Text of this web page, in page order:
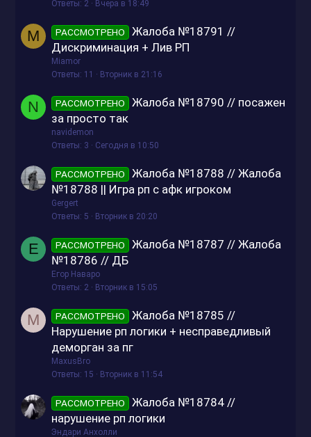
Ответы 2 Вчера в 18:49
M РАССМОТРЕНО
Жалоба №18791 //
Дискриминация + Лив РП
Miamor
Ответы 11 Вторник в 21:16
N РАССМОТРЕНО
Жалоба №18790 // посажен
за просто так
navidemon
Ответы 3 Сегодня в 10:50
РАССМОТРЕНО
Жалоба №18788 // Жалоба
№18788 || Игра рп с афк игроком
Gergert
Ответы 5 Вторник в 20:20
Е РАССМОТРЕНО
Жалоба №18787 // Жалоба
№18786 // ДБ
Егор Наваро
Ответы 2 Вторник в 15:05
M РАССМОТРЕНО
Жалоба №18785 //
Нарушение рп логики + несправедливый
деморган за пг
MaxusBro
Ответы 15 Вторник в 11:54
РАССМОТРЕНО
Жалоба №18784 //
нарушение рп логики
Эндари Анхолли